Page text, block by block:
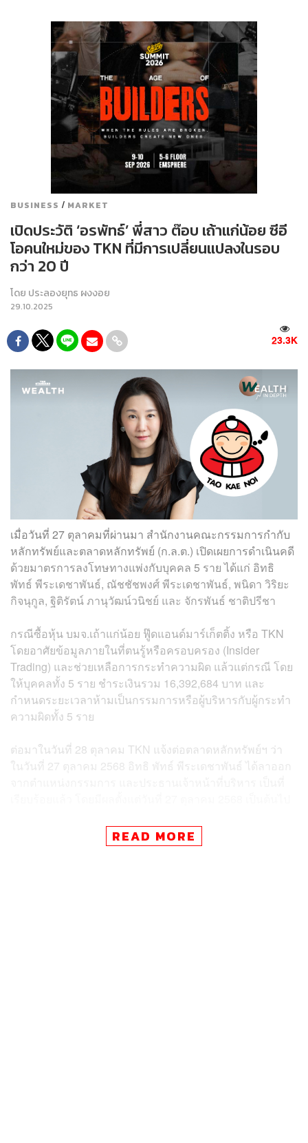
BUSINESS / MARKET
เปิดประวัติ ‘อรพัทธ์’ พี่สาว ต๊อบ เถ้าแก่น้อย ซีอี
โอคนใหม่ของ TKN ที่มีการเปลี่ยนแปลงในรอบ
กว่า 20 ปี
โดย ประลองยุทธ ผงงอย
29.10.2025
23.3K
เมื่อวันที่ 27 ตุลาคมที่ผ่านมา สำนักงานคณะกรรมการกำกับ
หลักทรัพย์และตลาดหลักทรัพย์ (ก.ล.ต.) เปิดเผยการดำเนินคดี
ด้วยมาตรการลงโทษทางแพ่งกับบุคคล 5 ราย ได้แก่ อิทธิ
พัทธ์ พีระเดชาพันธ์, ณัชชัชพงศ์ พีระเดชาพันธ์, พนิดา วิริยะ
กิจนุกูล, ฐิติรัตน์ ภานุวัฒน์วนิชย์ และ จักรพันธ์ ชาติปรีชา
กรณีซื้อหุ้น บมจ.เถ้าแก่น้อย ฟู๊ดแอนด์มาร์เก็ตติ้ง หรือ TKN
โดยอาศัยข้อมูลภายในที่ตนรู้หรือครอบครอง (Insider
Trading) และช่วยเหลือการกระทำความผิด แล้วแต่กรณี โดย
ให้บุคคลทั้ง 5 ราย ชำระเงินรวม 16,392,684 บาท และ
กำหนดระยะเวลาห้ามเป็นกรรมการหรือผู้บริหารกับผู้กระทำ
ความผิดทั้ง 5 ราย
ต่อมาในวันที่ 28 ตุลาคม TKN แจ้งต่อตลาดหลักทรัพย์ฯ ว่า
ในวันที่ 27 ตุลาคม 2568 อิทธิ พัทธ์ พีระเดชาพันธ์ ได้ลาออก
ล่าสุด ที่ประชุมคณะกรรมการ (บอร์ด) TKN วันที่ 28 ตุลาคม
มีมติแต่งตั้ง อรพัทธ์ พีระเดชาพันธ์ เป็นประธานเจ้าหน้าที่
READ MORE